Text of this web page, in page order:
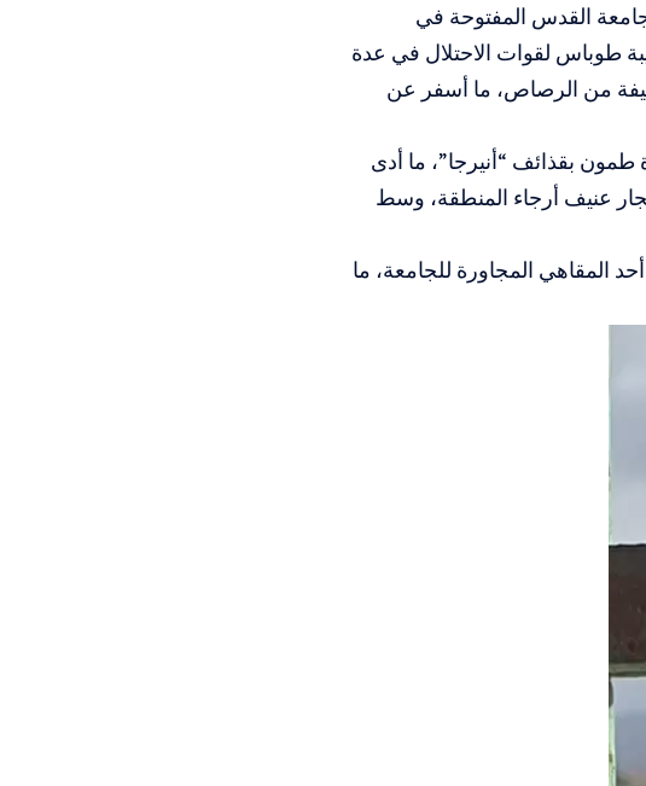
القدس المفتوحة في
طوباس لقوات الاحتلال في عدة
من الرصاص، ما أسفر عن
بقذائف “أنيرجا”، ما أدى
عنيف أرجاء المنطقة، وسط
المقاهي المجاورة للجامعة، ما